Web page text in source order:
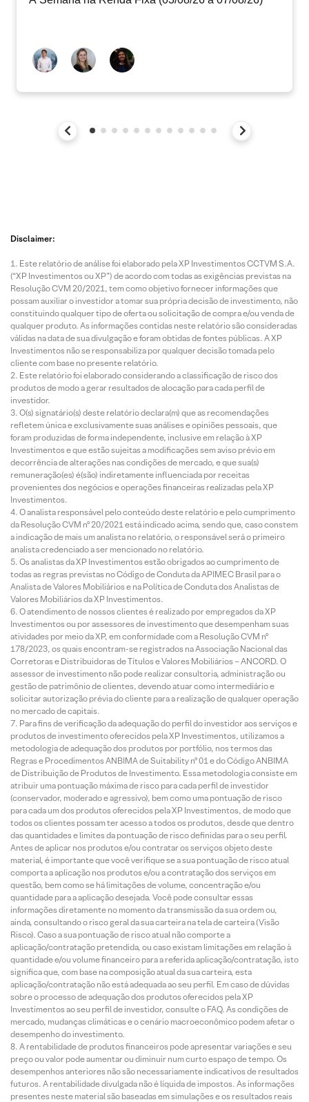
Disclaimer:
Este relatório de análise foi elaborado pela XP Investimentos CCTVM S.A.
(“XP Investimentos ou XP”) de acordo com todas as exigências previstas na
Resolução CVM 20/2021, tem como objetivo fornecer informações que
possam auxiliar o investidor a tomar sua própria decisão de investimento, não
constituindo qualquer tipo de oferta ou solicitação de compra e/ou venda de
qualquer produto. As informações contidas neste relatório são consideradas
válidas na data de sua divulgação e foram obtidas de fontes públicas. A XP
Investimentos não se responsabiliza por qualquer decisão tomada pelo
cliente com base no presente relatório.
Este relatório foi elaborado considerando a classificação de risco dos
produtos de modo a gerar resultados de alocação para cada perfil de
investidor.
O(s) signatário(s) deste relatório declara(m) que as recomendações
refletem única e exclusivamente suas análises e opiniões pessoais, que
foram produzidas de forma independente, inclusive em relação à XP
Investimentos e que estão sujeitas a modificações sem aviso prévio em
decorrência de alterações nas condições de mercado, e que sua(s)
remuneração(es) é(são) indiretamente influenciada por receitas
provenientes dos negócios e operações financeiras realizadas pela XP
Investimentos.
O analista responsável pelo conteúdo deste relatório e pelo cumprimento
da Resolução CVM nº 20/2021 está indicado acima, sendo que, caso constem
a indicação de mais um analista no relatório, o responsável será o primeiro
analista credenciado a ser mencionado no relatório.
Os analistas da XP Investimentos estão obrigados ao cumprimento de
todas as regras previstas no Código de Conduta da APIMEC Brasil para o
Analista de Valores Mobiliários e na Política de Conduta dos Analistas de
Valores Mobiliários da XP Investimentos.
O atendimento de nossos clientes é realizado por empregados da XP
Investimentos ou por assessores de investimento que desempenham suas
atividades por meio da XP, em conformidade com a Resolução CVM nº
178/2023, os quais encontram-se registrados na Associação Nacional das
Corretoras e Distribuidoras de Títulos e Valores Mobiliários – ANCORD. O
assessor de investimento não pode realizar consultoria, administração ou
gestão de patrimônio de clientes, devendo atuar como intermediário e
solicitar autorização prévia do cliente para a realização de qualquer operação
no mercado de capitais.
Para fins de verificação da adequação do perfil do investidor aos serviços e
produtos de investimento oferecidos pela XP Investimentos, utilizamos a
metodologia de adequação dos produtos por portfólio, nos termos das
Regras e Procedimentos ANBIMA de Suitability nº 01 e do Código ANBIMA
de Distribuição de Produtos de Investimento. Essa metodologia consiste em
atribuir uma pontuação máxima de risco para cada perfil de investidor
(conservador, moderado e agressivo), bem como uma pontuação de risco
para cada um dos produtos oferecidos pela XP Investimentos, de modo que
todos os clientes possam ter acesso a todos os produtos, desde que dentro
das quantidades e limites da pontuação de risco definidas para o seu perfil.
Antes de aplicar nos produtos e/ou contratar os serviços objeto deste
material, é importante que você verifique se a sua pontuação de risco atual
comporta a aplicação nos produtos e/ou a contratação dos serviços em
questão, bem como se há limitações de volume, concentração e/ou
quantidade para a aplicação desejada. Você pode consultar essas
informações diretamente no momento da transmissão da sua ordem ou,
ainda, consultando o risco geral da sua carteira na tela de carteira (Visão
Risco). Caso a sua pontuação de risco atual não comporte a
aplicação/contratação pretendida, ou caso existam limitações em relação à
quantidade e/ou volume financeiro para a referida aplicação/contratação, isto
significa que, com base na composição atual da sua carteira, esta
aplicação/contratação não está adequada ao seu perfil. Em caso de dúvidas
sobre o processo de adequação dos produtos oferecidos pela XP
Investimentos ao seu perfil de investidor, consulte o FAQ. As condições de
mercado, mudanças climáticas e o cenário macroeconômico podem afetar o
desempenho do investimento.
A rentabilidade de produtos financeiros pode apresentar variações e seu
preço ou valor pode aumentar ou diminuir num curto espaço de tempo. Os
desempenhos anteriores não são necessariamente indicativos de resultados
futuros. A rentabilidade divulgada não é líquida de impostos. As informações
presentes neste material são baseadas em simulações e os resultados reais